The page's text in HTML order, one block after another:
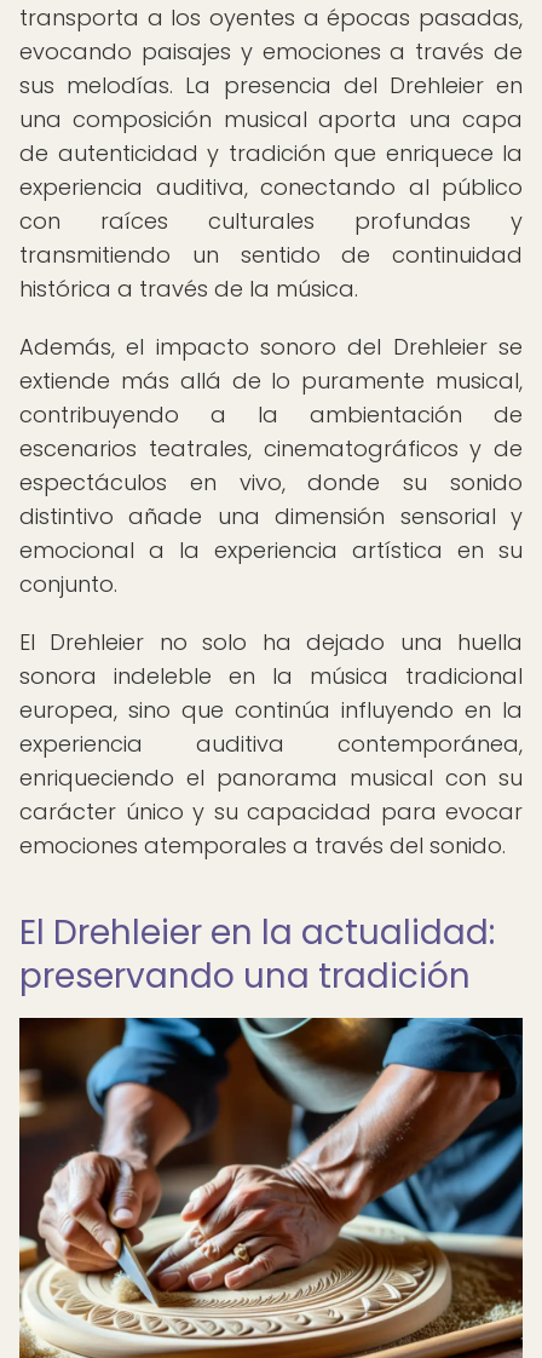
transporta a los oyentes a épocas pasadas,
evocando paisajes y emociones a través de
sus melodías. La presencia del Drehleier en
una composición musical aporta una capa
de autenticidad y tradición que enriquece la
experiencia auditiva, conectando al público
con raíces culturales profundas y
transmitiendo un sentido de continuidad
histórica a través de la música.
Además, el impacto sonoro del Drehleier se
extiende más allá de lo puramente musical,
contribuyendo a la ambientación de
escenarios teatrales, cinematográficos y de
espectáculos en vivo, donde su sonido
distintivo añade una dimensión sensorial y
emocional a la experiencia artística en su
conjunto.
El Drehleier no solo ha dejado una huella
sonora indeleble en la música tradicional
europea, sino que continúa influyendo en la
experiencia auditiva contemporánea,
enriqueciendo el panorama musical con su
carácter único y su capacidad para evocar
emociones atemporales a través del sonido.
El Drehleier en la actualidad:
preservando una tradición